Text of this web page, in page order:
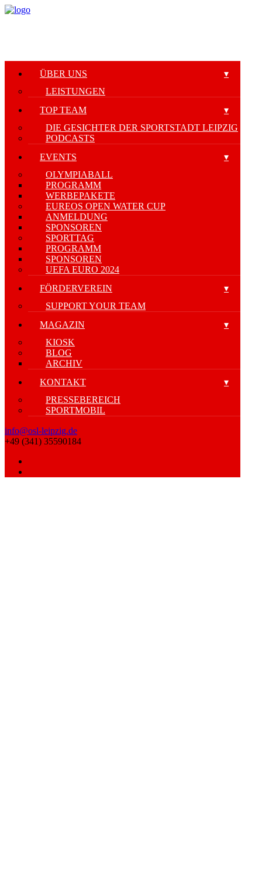
ÜBER UNS
LEISTUNGEN
TOP TEAM
DIE GESICHTER DER SPORTSTADT LEIPZIG
PODCASTS
EVENTS
OLYMPIABALL
PROGRAMM
WERBEPAKETE
EUREOS OPEN WATER CUP
ANMELDUNG
SPONSOREN
SPORTTAG
PROGRAMM
SPONSOREN
UEFA EURO 2024
FÖRDERVEREIN
SUPPORT YOUR TEAM
MAGAZIN
KIOSK
BLOG
ARCHIV
KONTAKT
PRESSEBEREICH
SPORTMOBIL
info@osl-leipzig.de
+49 (341) 35590184